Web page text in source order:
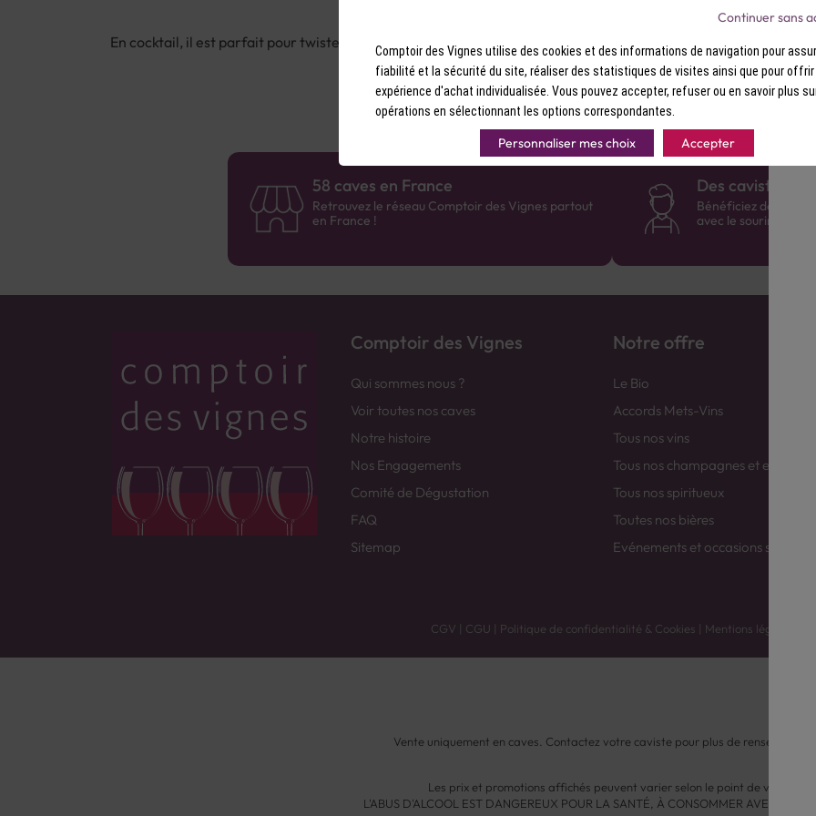
En cocktail, il est parfait pour twister un grand classique et réaliser un somptueux Rum Old Fashioned.
58 caves en France
Retrouvez le réseau Comptoir des Vignes partout
en France !
Des cavistes à
Bénéficiez de
avec le sourire :)
Comptoir des Vignes
Qui sommes nous ?
Voir toutes nos caves
Notre histoire
Nos Engagements
Comité de Dégustation
FAQ
Sitemap
Notre offre
Le Bio
Accords Mets-Vins
Tous nos vins
Tous nos champagnes et
Tous nos spiritueux
Toutes nos bières
Evénements et occasions spéciales
CGV | CGU | Politique de confidentialité & Cookies | Mentions légales
Vente uniquement en caves. Contactez votre caviste pour plus de
Les prix et promotions affichés peuvent varier selon le point de vente.
L'ABUS D'ALCOOL EST DANGEREUX POUR LA SANTÉ, À CONSOMMER AVEC
Comptoir des Vignes utilise des cookies et des informations de navigation pour
fiabilité et la sécurité du site, réaliser des statistiques de visites ainsi que pour offrir
expérience d'achat individualisée. Vous pouvez accepter, refuser ou en savoir plus
opérations en sélectionnant les options correspondantes.
Personnaliser mes choix Accepter
Continuer sans